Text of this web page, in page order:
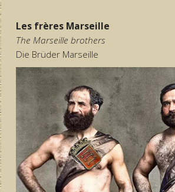
Les frères Marseille
The Marseille brothers
Die Brüder Marseille